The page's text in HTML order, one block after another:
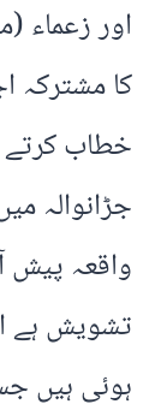
اور زعماء
کا مشترکہ
خطاب کرتے
جڑانوالہ
واقعہ پیش
تشویش ہے
ہوئی ہیں